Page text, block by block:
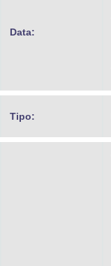
Data:
Tipo: